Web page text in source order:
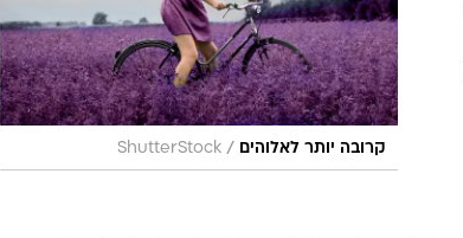
קרובה יותר לאלוהים /
ShutterStock